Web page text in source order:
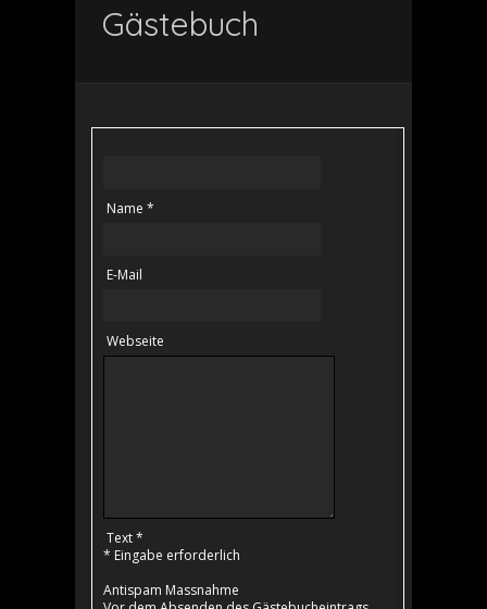
Gästebuch
Name *
E-Mail
Webseite
Text *
* Eingabe erforderlich
Antispam Massnahme